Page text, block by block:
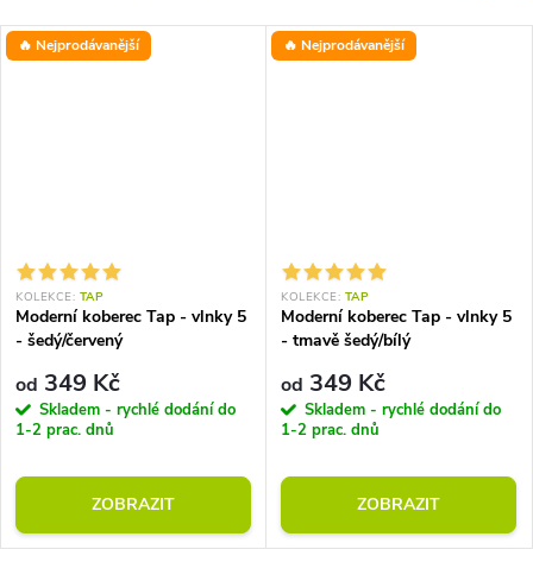
🔥 Nejprodávanější
KOLEKCE: TAP
Moderní koberec Tap - vlnky 5
- šedý/červený
od 349 Kč
Skladem - rychlé dodání do
1-2 prac. dnů
ZOBRAZIT
🔥 Nejprodávanější
KOLEKCE: TAP
Moderní koberec Tap - vlnky 5
- tmavě šedý/bílý
od 349 Kč
Skladem - rychlé dodání do
1-2 prac. dnů
ZOBRAZIT